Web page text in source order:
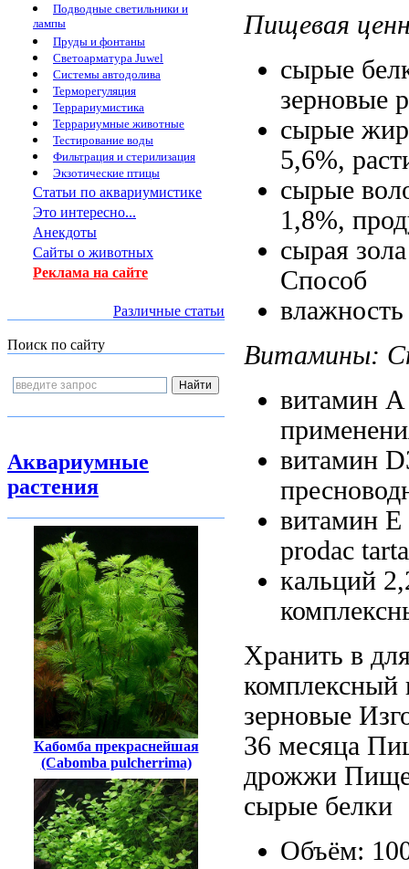
Подводные светильники и
лампы
Пруды и фонтаны
Светоарматура Juwel
Системы автодолива
Терморегуляция
Террариумистика
Террариумные животные
Тестирование воды
Фильтрация и стерилизация
Экзотические птицы
Статьи по аквариумистике
Это интересно...
Анекдоты
Сайты о животных
Реклама на сайте
Различные статьи
Поиск по сайту
Аквариумные
растения
Кабомба прекраснейшая
(Cabomba pulcherrima)
Пищевая
cырые
зерновые
сырые
5,6%,
сырые
1,8%,
сырая
Способ
Витамины:
витамин
витамин
витамин E
prodac
кальций
Хранить в
комплексный
зерновые
36 месяца
дрожжи
cырые белки
Объём: